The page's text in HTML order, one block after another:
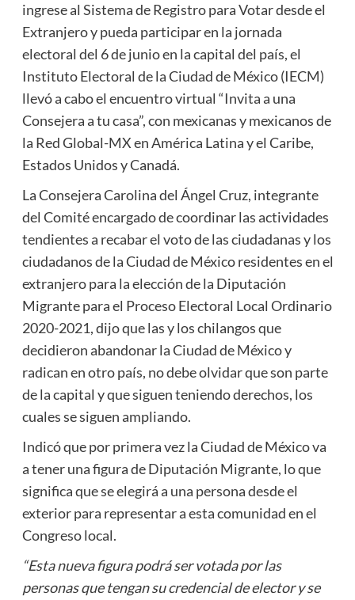
ingrese al Sistema de Registro para Votar desde el
Extranjero y pueda participar en la jornada
electoral del 6 de junio en la capital del país, el
Instituto Electoral de la Ciudad de México (IECM)
llevó a cabo el encuentro virtual “Invita a una
Consejera a tu casa”, con mexicanas y mexicanos de
la Red Global-MX en América Latina y el Caribe,
Estados Unidos y Canadá.
La Consejera Carolina del Ángel Cruz, integrante
del Comité encargado de coordinar las actividades
tendientes a recabar el voto de las ciudadanas y los
ciudadanos de la Ciudad de México residentes en el
extranjero para la elección de la Diputación
Migrante para el Proceso Electoral Local Ordinario
2020-2021, dijo que las y los chilangos que
decidieron abandonar la Ciudad de México y
radican en otro país, no debe olvidar que son parte
de la capital y que siguen teniendo derechos, los
cuales se siguen ampliando.
Indicó que por primera vez la Ciudad de México va
a tener una figura de Diputación Migrante, lo que
significa que se elegirá a una persona desde el
exterior para representar a esta comunidad en el
Congreso local.
“Esta nueva figura podrá ser votada por las
personas que tengan su credencial de elector y se